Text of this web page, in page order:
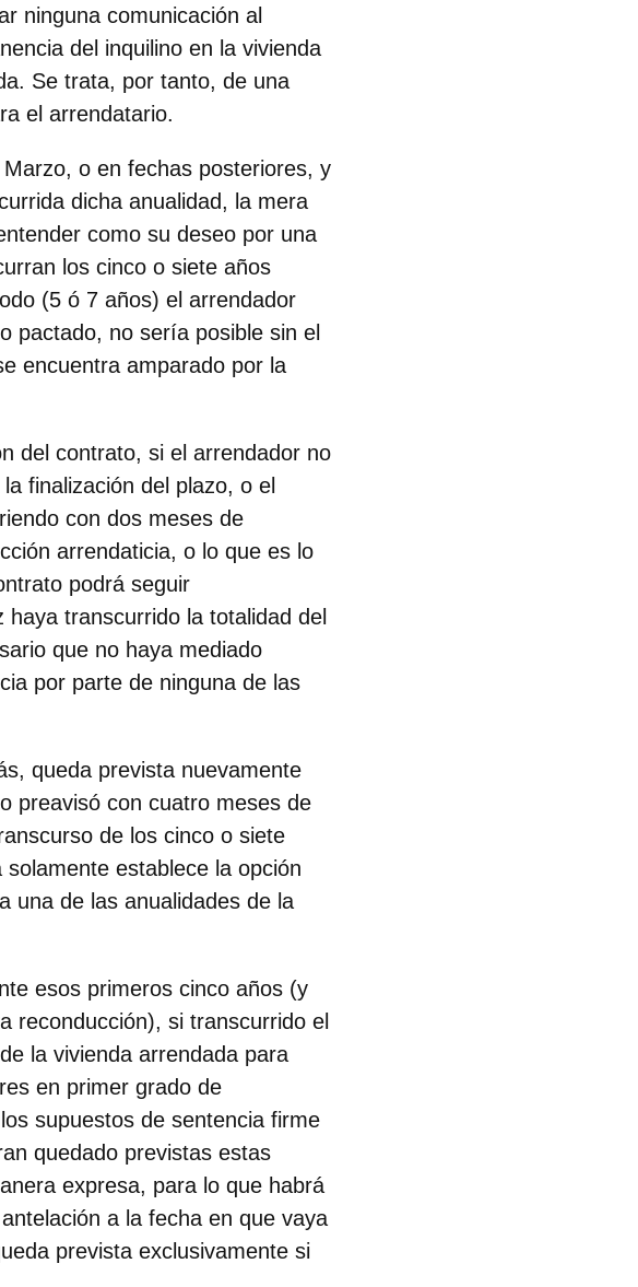
ninguna comunicación al
del inquilino en la vivienda
Se trata, por tanto, de una
el arrendatario.
o en fechas posteriores, y
dicha anualidad, la mera
como su deseo por una
los cinco o siete años
(5 ó 7 años) el arrendador
pactado, no sería posible sin el
encuentra amparado por la
del contrato, si el arrendador no
finalización del plazo, o el
con dos meses de
arrendaticia, o lo que es lo
podrá seguir
transcurrido la totalidad del
que no haya mediado
por parte de ninguna de las
queda prevista nuevamente
preavisó con cuatro meses de
de los cinco o siete
establece la opción
una de las anualidades de la
esos primeros cinco años (y
reconducción), si transcurrido el
la vivienda arrendada para
en primer grado de
supuestos de sentencia firme
quedado previstas estas
expresa, para lo que habrá
a la fecha en que vaya
prevista exclusivamente si